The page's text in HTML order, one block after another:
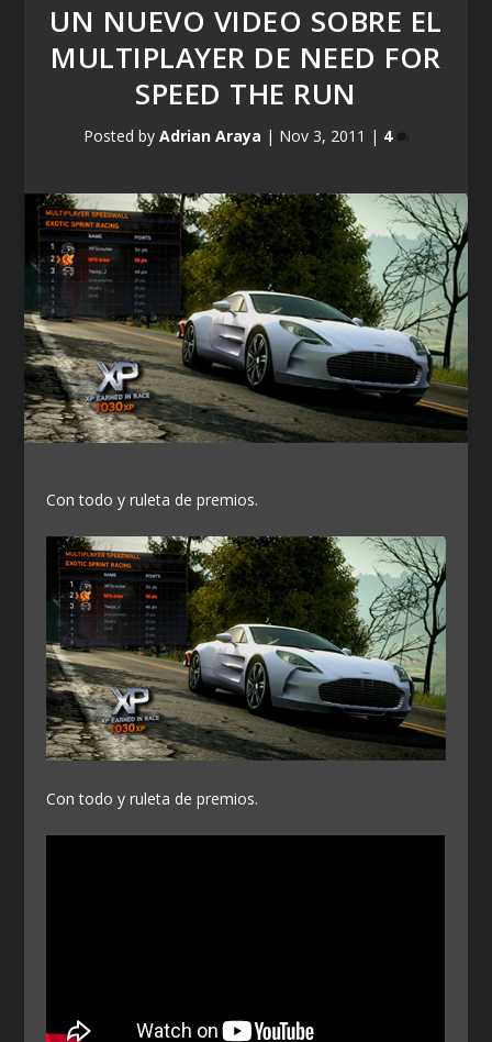
UN NUEVO VIDEO SOBRE EL
MULTIPLAYER DE NEED FOR
SPEED THE RUN
Posted by Adrian Araya | Nov 3, 2011 | 4
Con todo y ruleta de premios.
Con todo y ruleta de premios.